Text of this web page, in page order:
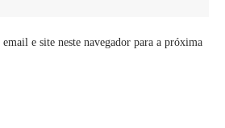
e site neste navegador para a próxima